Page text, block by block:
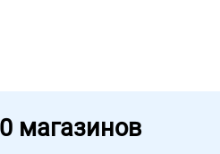
магазинов